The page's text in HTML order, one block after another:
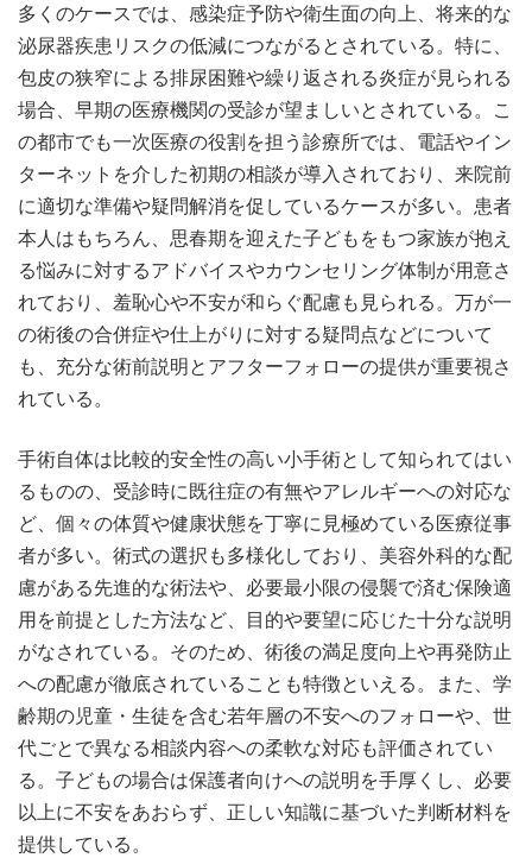
多くのケースでは、感染症予防や衛生面の向上、将来的な
泌尿器疾患リスクの低減につながるとされている。特に、
包皮の狭窄による排尿困難や繰り返される炎症が見られる
場合、早期の医療機関の受診が望ましいとされている。こ
の都市でも一次医療の役割を担う診療所では、電話やイン
ターネットを介した初期の相談が導入されており、来院前
に適切な準備や疑問解消を促しているケースが多い。患者
本人はもちろん、思春期を迎えた子どもをもつ家族が抱え
る悩みに対するアドバイスやカウンセリング体制が用意さ
れており、羞恥心や不安が和らぐ配慮も見られる。万が一
の術後の合併症や仕上がりに対する疑問点などについて
も、充分な術前説明とアフターフォローの提供が重要視さ
れている。
手術自体は比較的安全性の高い小手術として知られてはい
るものの、受診時に既往症の有無やアレルギーへの対応な
ど、個々の体質や健康状態を丁寧に見極めている医療従事
者が多い。術式の選択も多様化しており、美容外科的な配
慮がある先進的な術法や、必要最小限の侵襲で済む保険適
用を前提とした方法など、目的や要望に応じた十分な説明
がなされている。そのため、術後の満足度向上や再発防止
への配慮が徹底されていることも特徴といえる。また、学
齢期の児童・生徒を含む若年層の不安へのフォローや、世
代ごとで異なる相談内容への柔軟な対応も評価されてい
る。子どもの場合は保護者向けへの説明を手厚くし、必要
以上に不安をあおらず、正しい知識に基づいた判断材料を
提供している。